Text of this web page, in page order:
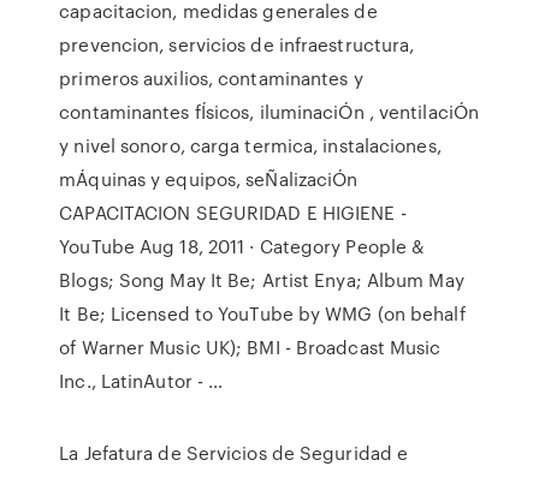
capacitacion, medidas generales de
prevencion, servicios de infraestructura,
primeros auxilios, contaminantes y
contaminantes fÍsicos, iluminaciÓn , ventilaciÓn
y nivel sonoro, carga termica, instalaciones,
mÁquinas y equipos, seÑalizaciÓn
CAPACITACION SEGURIDAD E HIGIENE -
YouTube Aug 18, 2011 · Category People &
Blogs; Song May It Be; Artist Enya; Album May
It Be; Licensed to YouTube by WMG (on behalf
of Warner Music UK); BMI - Broadcast Music
Inc., LatinAutor - …
La Jefatura de Servicios de Seguridad e